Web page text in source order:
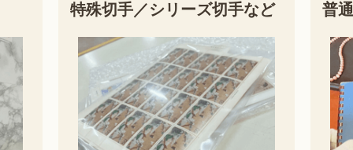
切手／シリーズ切手など 普通切手／記念